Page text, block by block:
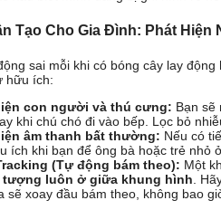
Tạo Cho Gia Đình: Phát
sai mỗi khi có bóng cây lay
hữu ích:
con người và thú cưng: Bạn sẽ
khi chú chó đi vào bếp. Lọc bỏ
âm thanh bất thường: Nếu có
ích khi bạn để ông bà hoặc trẻ nhỏ
(Tự động bám theo): Một
tượng luôn ở giữa khung hình .
sẽ xoay đầu bám theo, không bao